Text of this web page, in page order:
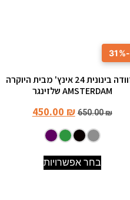
-31%
מזוודה בינונית 24 אינץ' מבית היוקרה
AMSTERDAM שלזינגר
650.00₪
450.00 ₪
בחר אפשרויות